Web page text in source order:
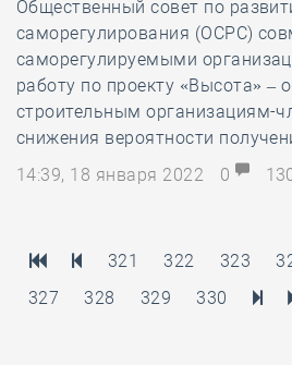
Общественный совет по
саморегулирования (ОСРС)
саморегулируемыми
работу по проекту «Высота» –
строительным организациям-
снижения вероятности
14:39, 18 января 2022
0
321 322 323
327
328 329 330